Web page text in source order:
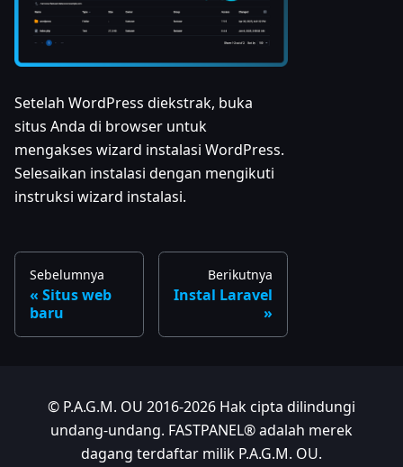
Setelah WordPress diekstrak, buka
situs Anda di browser untuk
mengakses wizard instalasi WordPress.
Selesaikan instalasi dengan mengikuti
instruksi wizard instalasi.
Sebelumnya
Situs web
baru
Berikutnya
Instal Laravel
© P.A.G.M. OU 2016-2026 Hak cipta dilindungi
undang-undang. FASTPANEL® adalah merek
dagang terdaftar milik P.A.G.M. OU.